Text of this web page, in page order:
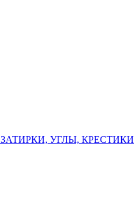
УГЛЫ, КРЕСТИКИ